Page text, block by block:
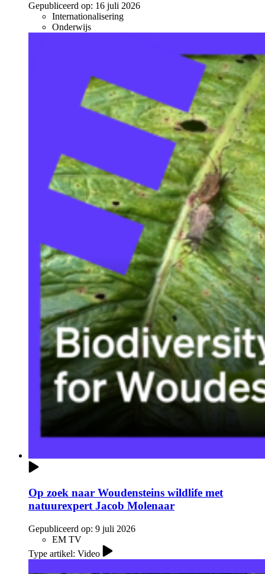
Gepubliceerd op: 16 juli 2026
Internationalisering
Onderwijs
Op zoek naar Woudensteins wildlife met
natuurexpert Jacob Molenaar
Gepubliceerd op: 9 juli 2026
EM TV
Type artikel: Video